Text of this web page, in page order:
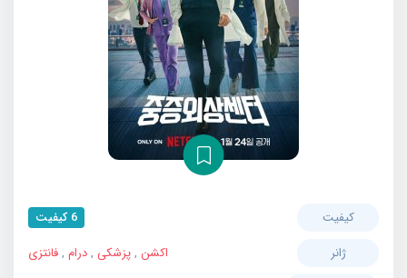
کیفیت
6 کیفیت
ژانر
اکشن ,پزشکی ,درام ,فانتزی